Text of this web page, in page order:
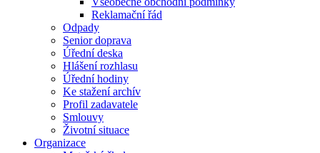
Reklamační řád
Odpady
Senior doprava
Úřední deska
Hlášení rozhlasu
Úřední hodiny
Ke stažení archív
Profil zadavatele
Smlouvy
Životní situace
Organizace